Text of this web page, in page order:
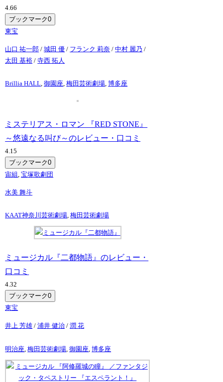
4.66
ブックマーク0
東宝
山口 祐一郎 /城田 優 / フランク 莉奈 /中村 麗乃 /
太田 基裕 /寺西 拓人
Brillia HALL,御園座,梅田芸術劇場,博多座
ミステリアス・ロマン 『RED STONE』
～悠遠なる叫び～のレビュー・口コミ
4.15
ブックマーク0
宙組 ,宝塚歌劇団
水美 舞斗
KAAT神奈川芸術劇場 ,梅田芸術劇場
ミュージカル『二都物語』のレビュー・
口コミ
4.32
ブックマーク0
東宝
井上 芳雄 /浦井 健治 /潤 花
明治座 ,梅田芸術劇場 ,御園座 ,博多座